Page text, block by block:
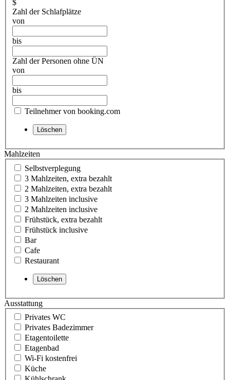
$
Zahl der Schlafplätze
von
bis
Zahl der Personen ohne ÜN
von
bis
Teilnehmer von booking.com
Mahlzeiten
Selbstverplegung
3 Mahlzeiten, extra bezahlt
2 Mahlzeiten, extra bezahlt
3 Mahlzeiten inclusive
2 Mahlzeiten inclusive
Frühstück, extra bezahlt
Frühstück inclusive
Bar
Cafe
Restaurant
Ausstattung
Privates WC
Privates Badezimmer
Etagentoilette
Etagenbad
Wi-Fi kostenfrei
Küche